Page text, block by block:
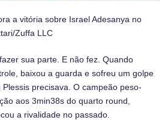
a vitória sobre Israel Adesanya no
Zuffa LLC
sua parte. E não fez. Quando
baixou a guarda e sofreu um golpe
precisava. O campeão peso-
aos 3min38s do quarto round,
a rivalidade no passado.